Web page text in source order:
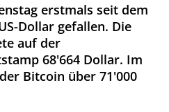
erstmals seit dem
Dollar gefallen. Die
auf der
68'664 Dollar. Im
Bitcoin über 71'000